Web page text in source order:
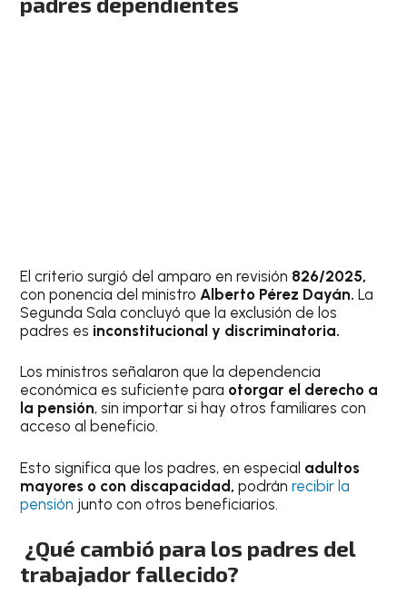
El criterio surgió del amparo en revisión 826/2025,
con ponencia del ministro Alberto Pérez Dayán. La
Segunda Sala concluyó que la exclusión de los
padres es inconstitucional y discriminatoria.
Los ministros señalaron que la dependencia
económica es suficiente para otorgar el derecho a
la pensión, sin importar si hay otros familiares con
acceso al beneficio.
Esto significa que los padres, en especial adultos
mayores o con discapacidad,podránrecibir la
pensión junto con otros beneficiarios.
¿Qué cambió para los padres del
trabajador fallecido?